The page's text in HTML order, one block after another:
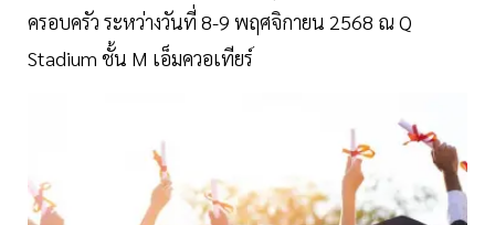
ครอบครัว ระหว่างวันที่ 8-9 พฤศจิกายน 2568 ณ Q
Stadium ชั้น M เอ็มควอเทียร์